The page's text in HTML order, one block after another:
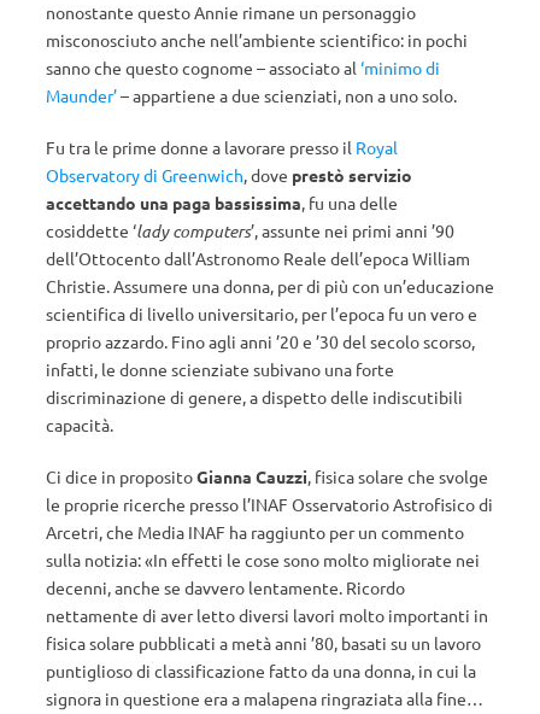
nonostante questo Annie rimane un personaggio
misconosciuto anche nell’ambiente scientifico: in pochi
sanno che questo cognome – associato al ‘minimo di
Maunder’– appartiene a due scienziati, non a uno solo.
Fu tra le prime donne a lavorare presso il Royal
Observatory di Greenwich, dove prestò servizio
accettando una paga bassissima, fu una delle
cosiddette ‘lady computers’, assunte nei primi anni ’90
dell’Ottocento dall’Astronomo Reale dell’epoca William
Christie. Assumere una donna, per di più con un’educazione
scientifica di livello universitario, per l’epoca fu un vero e
proprio azzardo. Fino agli anni ’20 e ’30 del secolo scorso,
infatti, le donne scienziate subivano una forte
discriminazione di genere, a dispetto delle indiscutibili
capacità.
Ci dice in propositoGianna Cauzzi, fisica solare che svolge
le proprie ricerche presso l’INAF Osservatorio Astrofisico di
Arcetri, che Media INAF ha raggiunto per un commento
sulla notizia: «In effetti le cose sono molto migliorate nei
decenni, anche se davvero lentamente. Ricordo
nettamente di aver letto diversi lavori molto importanti in
fisica solare pubblicati a metà anni ’80, basati su un lavoro
puntiglioso di classificazione fatto da una donna, in cui la
signora in questione era a malapena ringraziata alla fine…